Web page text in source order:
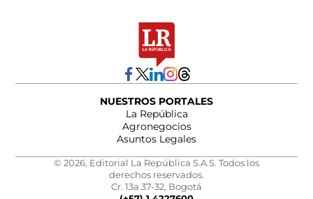
NUESTROS PORTALES
La República
Agronegocios
Asuntos Legales
© 2026, Editorial La República S.A.S. Todos los
derechos reservados.
Cr. 13a 37-32, Bogotá